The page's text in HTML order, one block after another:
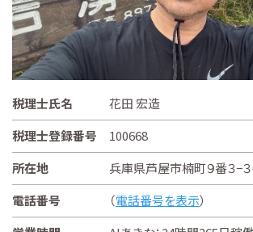
税理士氏名
花田 宏造
税理士登録番号
100668
所在地
兵庫県芦屋市楠町９番３−３
電話番号
（電話番号を表示）